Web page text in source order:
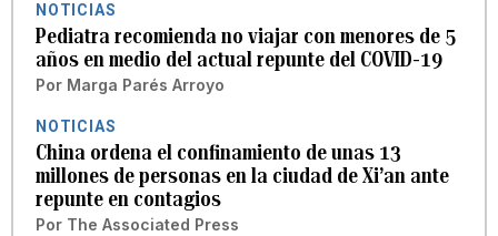
NOTICIAS
Pediatra recomienda no viajar con menores de 5
años en medio del actual repunte del COVID-19
Por Marga Parés Arroyo
NOTICIAS
China ordena el confinamiento de unas 13
millones de personas en la ciudad de Xi’an ante
repunte en contagios
Por The Associated Press